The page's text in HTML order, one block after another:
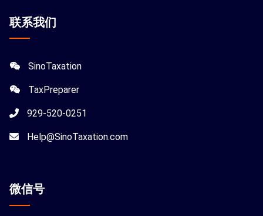
联系我们
SinoTaxation
TaxPreparer
929-520-0251
Help@SinoTaxation.com
微信号